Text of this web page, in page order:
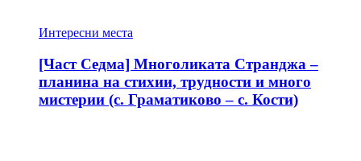
Интересни места
[Част Седма] Многоликата Странджа –
планина на стихии, трудности и много
мистерии (с. Граматиково – с. Кости)